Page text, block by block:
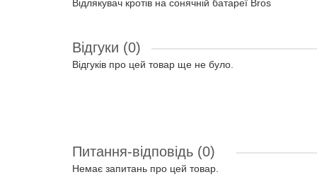
Відлякувач кротів на сонячній батареї Bros
Відгуки (0)
Відгуків про цей товар ще не було.
Питання-відповідь (0)
Немає запитань про цей товар.